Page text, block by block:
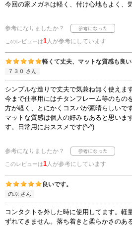
今回の家メガネは軽く、付け心地もよく、
参考になりましたか？
このレビューは1人が参考にしています
軽くて丈夫、マットな質感も良
７３０ さん
シンプルな造りで丈夫で気兼ね無く使えます
今まで仕事用にはチタンフレーム等のもの
方が軽く、とにかくコスパが素晴らしいです
マットな質感は個人の好みもあると思いま
す。日常用におススメです(^-^)
参考になりましたか？
このレビューは1人が参考にしています
良いです。
のぶ さん
コンタクトを外した時に使用してます。軽
ずれてきません。落ち着きと柔らかさのあ